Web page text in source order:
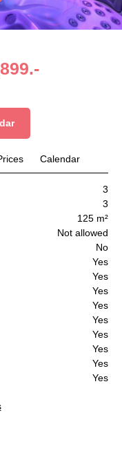
Calendar
3
3
125 m²
Not allowed
No
Yes
Yes
Yes
Yes
Yes
Yes
Yes
Yes
Yes